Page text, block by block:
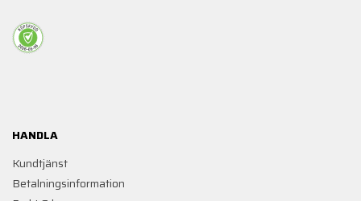
HANDLA
Kundtjänst
Betalningsinformation